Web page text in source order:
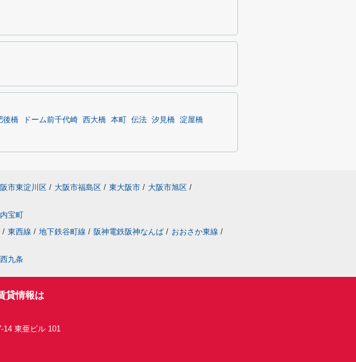
後橋 ドーム前千代崎 西大橋 本町 伝法 汐見橋 淀屋橋
市東淀川区 / 大阪市福島区 / 東大阪市 / 大阪市旭区 /
宝町
/ 東西線 / 地下鉄谷町線 / 阪神電鉄阪神なんば / おおさか東線 /
西九条
貸情報は
14 東亜ビル 101